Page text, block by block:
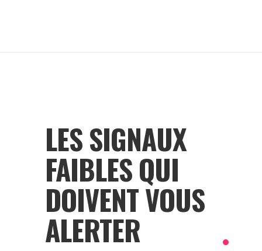
LES SIGNAUX
FAIBLES QUI
DOIVENT VOUS
ALERTER